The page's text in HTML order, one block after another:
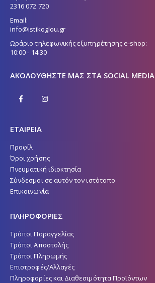
2316 072 720
Email:
info@istikoglou.gr
Ωράριο τηλεφωνικής εξυπηρέτησης e-shop:
10:00 - 14:30
ΑΚΟΛΟΥΘΉΣΤΕ ΜΑΣ ΣΤΑ SOCIAL MEDIA
ΕΤΑΙΡΕΙΑ
Προφίλ
Όροι χρήσης
Πνευματική ιδιοκτησία
Σύνδεσμοι σε αυτόν τον ιστότοπο
Επικοινωνία
ΠΛΗΡΟΦΟΡΙΕΣ
Τρόποι Παραγγελίας
Τρόποι Αποστολής
Τρόποι Πληρωμής
Επιστροφές/Αλλαγές
Πληροφορίες και Διαθεσιμότητα Προϊόντων